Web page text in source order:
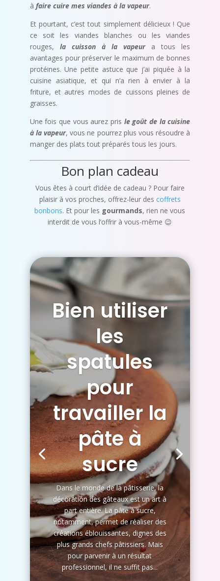
à faire cuire mes viandes à la vapeur.
Et pourtant, c’est tout simplement délicieux ! Que
ce soit les viandes blanches ou les viandes
rouges, la cuisson à la vapeura tous les
avantages pour préserver le maximum de bonnes
protéines. Une petite astuce que j’ai piquée à la
cuisine asiatique, et qui n’a rien à envier à la
friture, et autres modes de cuissons pleines de
graisses.
Une fois que vous aurez pris le goût de la cuisine
à la vapeur, vous ne pourrez plus vous résoudre à
manger des plats tout préparés tous les jours.
Bon plan cadeau
Vous êtes à court d’idée de cadeau ? Pour faire
plaisir à vos proches, offrez-leur des coffrets
bonbons. Et pour les gourmands, rien ne vous
interdit de vous l’offrir à vous-même 😉
Bien utiliser
les
spatules
pour
travailler la
pâte à
sucre
Dans le monde de la pâtisserie, la
décoration des gâteaux est un art à
part entière. La pâte à sucre,
notamment, permet de réaliser des
créations éblouissantes, dignes des
plus grands chefs pâtissiers. Mais
pour parvenir à un résultat
professionnel, il ne suffit pas...